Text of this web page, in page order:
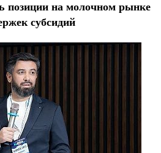
позиции на молочном рынке
субсидий